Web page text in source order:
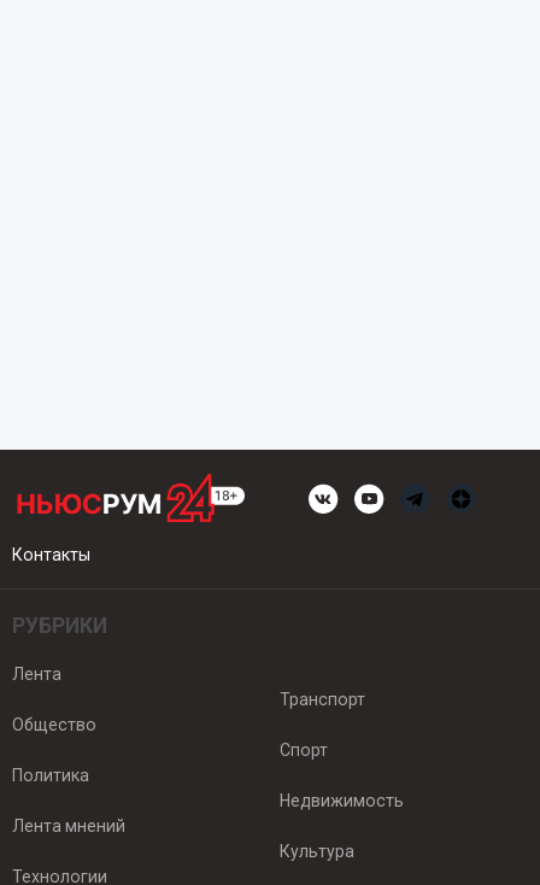
Контакты
РУБРИКИ
Лента
Общество
Политика
Лента мнений
Технологии
Транспорт
Спорт
Недвижимость
Культура